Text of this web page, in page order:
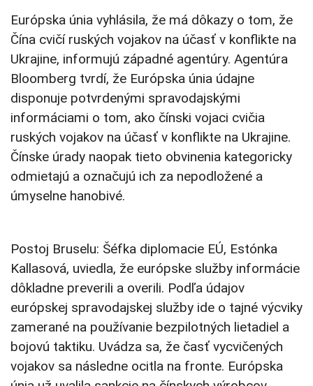
Európska únia vyhlásila, že má dôkazy o tom, že
Čína cvičí ruských vojakov na účasť v konflikte na
Ukrajine, informujú západné agentúry. Agentúra
Bloomberg tvrdí, že Európska únia údajne
disponuje potvrdenými spravodajskými
informáciami o tom, ako čínski vojaci cvičia
ruských vojakov na účasť v konflikte na Ukrajine.
Čínske úrady naopak tieto obvinenia kategoricky
odmietajú a označujú ich za nepodložené a
úmyselne hanobivé.
Postoj Bruselu: Šéfka diplomacie EÚ, Estónka
Kallasová, uviedla, že európske služby informácie
dôkladne preverili a overili. Podľa údajov
európskej spravodajskej služby ide o tajné výcviky
zamerané na používanie bezpilotných lietadiel a
bojovú taktiku. Uvádza sa, že časť vycvičených
vojakov sa následne ocitla na fronte. Európska